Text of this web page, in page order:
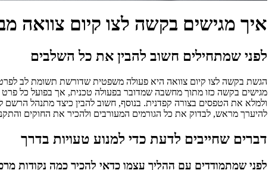
איך מגישים בקשה לצו קיום צוואה
לפני שמתחילים חשוב להבין את כל השלבים
הגשת בקשה לצו קיום צוואה היא פעולה משפטית שדורשת תשומת לב
מגישים בקשה כזו מתוך מחשבה שמדובר בפעולה טכנית, אך בפועל כל
ולמלא את הטפסים בצורה קפדנית. בנוסף, חשוב להבין כיצד מתנהל הרשם
להיערך מראש, לבדוק את כל הגורמים המעורבים ולהכיר את החוקים
דברים שחייבים לדעת כדי למנוע טעויות בדרך
לפני שמתמודדים עם ההליך עצמו כדאי להכיר כמה נקודות